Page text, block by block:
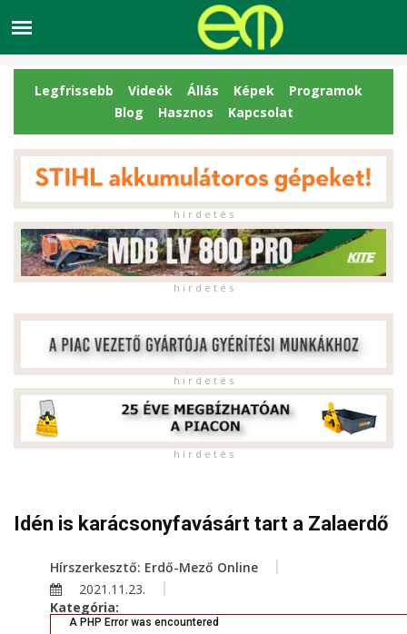
Legfrissebb Videók Állás Képek
Programok
Blog
Hasznos Kapcsolat
h i r d e t é s
h i r d e t é s
h i r d e t é s
h i r d e t é s
Idén is karácsonyfavásárt tart a Zalaerdő
Hírszerkesztő: Erdő-Mező Online
2021.11.23.
Kategória:
A PHP Error was encountered